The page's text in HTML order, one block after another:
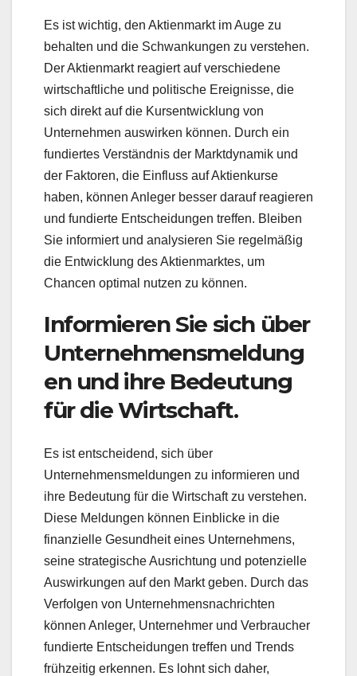
Es ist wichtig, den Aktienmarkt im Auge zu
behalten und die Schwankungen zu verstehen.
Der Aktienmarkt reagiert auf verschiedene
wirtschaftliche und politische Ereignisse, die
sich direkt auf die Kursentwicklung von
Unternehmen auswirken können. Durch ein
fundiertes Verständnis der Marktdynamik und
der Faktoren, die Einfluss auf Aktienkurse
haben, können Anleger besser darauf reagieren
und fundierte Entscheidungen treffen. Bleiben
Sie informiert und analysieren Sie regelmäßig
die Entwicklung des Aktienmarktes, um
Chancen optimal nutzen zu können.
Informieren Sie sich über
Unternehmensmeldung
en und ihre Bedeutung
für die Wirtschaft.
Es ist entscheidend, sich über
Unternehmensmeldungen zu informieren und
ihre Bedeutung für die Wirtschaft zu verstehen.
Diese Meldungen können Einblicke in die
finanzielle Gesundheit eines Unternehmens,
seine strategische Ausrichtung und potenzielle
Auswirkungen auf den Markt geben. Durch das
Verfolgen von Unternehmensnachrichten
können Anleger, Unternehmer und Verbraucher
fundierte Entscheidungen treffen und Trends
frühzeitig erkennen. Es lohnt sich daher,